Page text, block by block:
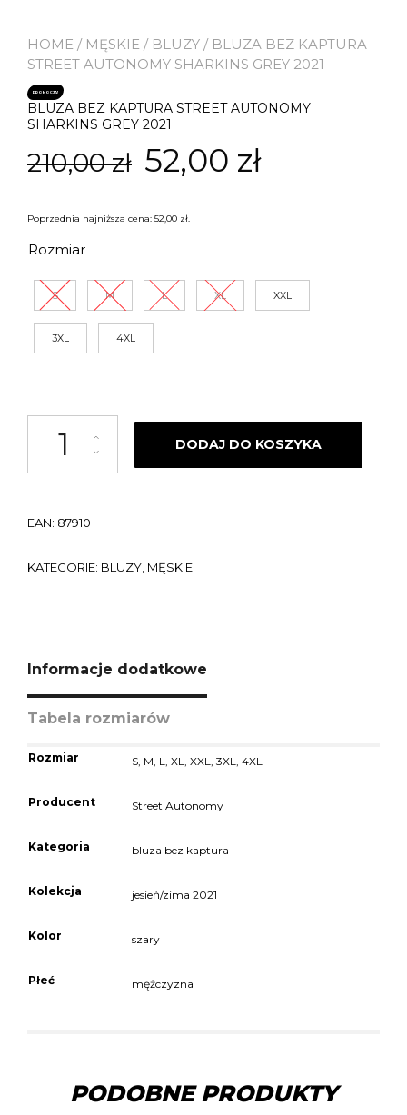
HOME / MĘSKIE / BLUZY / BLUZA BEZ KAPTURA
STREET AUTONOMY SHARKINS GREY 2021
PROMOCJA!
BLUZA BEZ KAPTURA STREET AUTONOMY
SHARKINS GREY 2021
210,00zł Pierwotna
cena
210,00 zł.
52,00 złAktualna
52,00 zł.
Poprzednia najniższa cena: 52,00 zł.
Rozmiar
S M L XL XXL
3XL 4XL
ilość Bluza bez kaptura Street Autonomy Sharkins grey 2021
DODAJ DO KOSZYKA
EAN: 87910
KATEGORIE: BLUZY MĘSKIE
Informacje dodatkowe
Tabela rozmiarów
Rozmiar S M L ,XL ,XXL ,3XL ,4XL
Producent Street Autonomy
Kategoria bluza bez kaptura
Kolekcja jesień/zima 2021
Kolor szary
Płeć mężczyzna
PODOBNE PRODUKTY